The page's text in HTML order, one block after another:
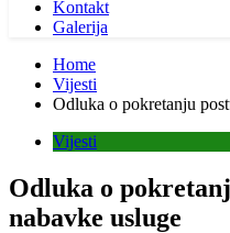
Kontakt
Galerija
Home
Vijesti
Odluka o pokretanju
Vijesti
Odluka o
nabavke usluge